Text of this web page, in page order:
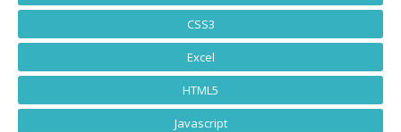
CSS3
Excel
HTML5
Javascript